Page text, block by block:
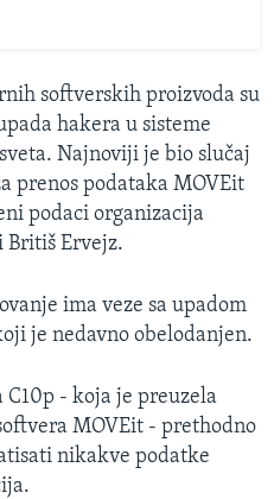
softverskih proizvoda su
hakera u sisteme
Najnoviji je bio slučaj
prenos podataka MOVEit
podaci organizacija
Britiš Ervejz.
ima veze sa upadom
je nedavno obelodanjen.
- koja je preuzela
MOVEit - prethodno
nikakve podatke